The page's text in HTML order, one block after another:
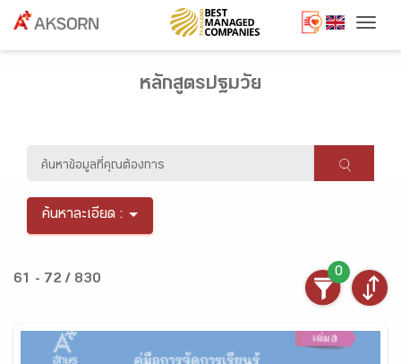
หลักสูตรปฐมวัย
ค้นหาละเอียด :
61 - 72 / 830
0